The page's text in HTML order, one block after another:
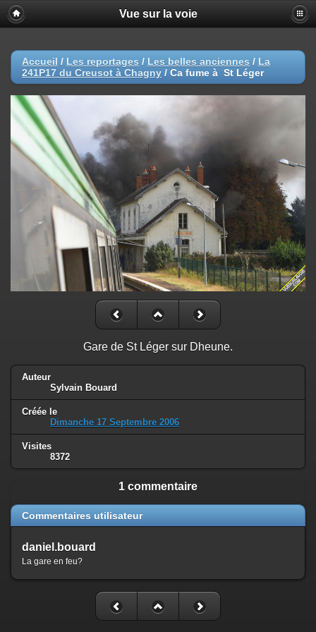
Vue sur la voie
Accueil / Les reportages / Les belles anciennes / La
241P17 du Creusot à Chagny / Ca fume à St Léger
Gare de St Léger sur Dheune.
Auteur
Sylvain Bouard
Créée le
Dimanche 17 Septembre 2006
Visites
8372
1 commentaire
Commentaires utilisateur
daniel.bouard
La gare en feu?